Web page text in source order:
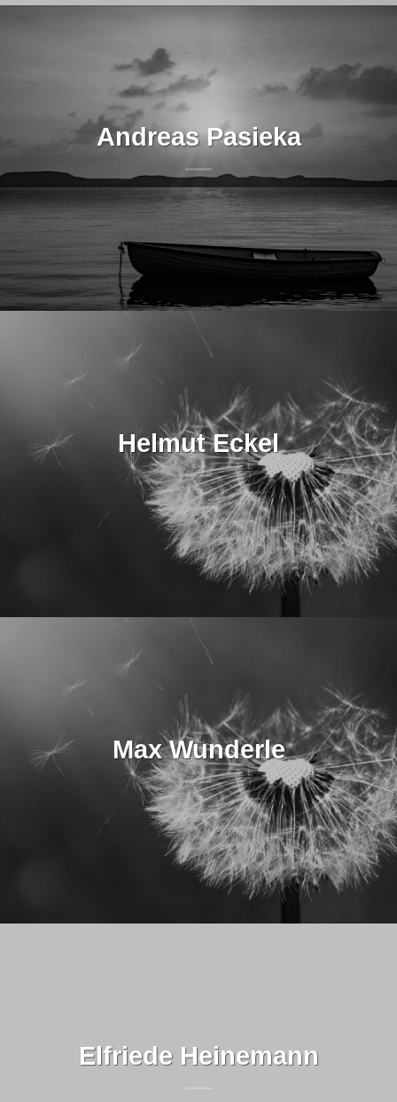
Andreas Pasieka
Helmut Eckel
Max Wunderle
Elfriede Heinemann